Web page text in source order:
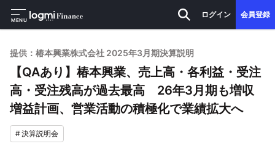
MENU
ログイン 会員登録
提供：椿本興業株式会社 2025年3月期決算説明
【QAあり】椿本興業、売上高・各利益・受注
高・受注残高が過去最高 26年3月期も増収
増益計画、営業活動の積極化で業績拡大へ
#決算説明会